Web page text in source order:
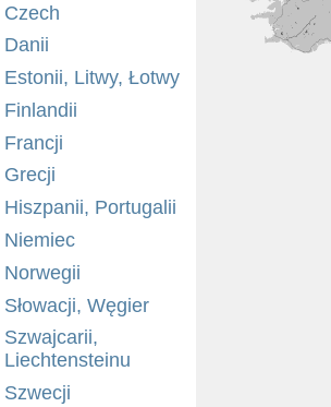
Czech
Danii
Estonii, Litwy, Łotwy
Finlandii
Francji
Grecji
Hiszpanii, Portugalii
Niemiec
Norwegii
Słowacji, Węgier
Szwajcarii,
Liechtensteinu
Szwecji